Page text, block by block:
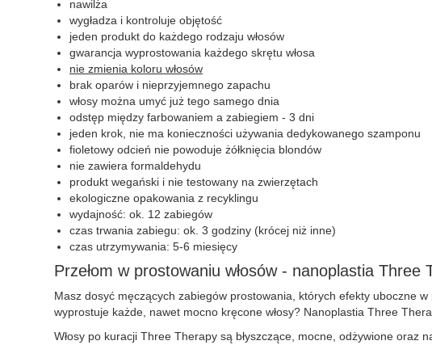
nawilża
wygładza i kontroluje objętość
jeden produkt do każdego rodzaju włosów
gwarancja wyprostowania każdego skrętu włosa
nie zmienia koloru włosów
brak oparów i nieprzyjemnego zapachu
włosy można umyć już tego samego dnia
odstęp między farbowaniem a zabiegiem - 3 dni
jeden krok, nie ma konieczności używania dedykowanego szamponu
fioletowy odcień nie powoduje żółknięcia blondów
nie zawiera formaldehydu
produkt wegański i nie testowany na zwierzętach
ekologiczne opakowania z recyklingu
wydajność: ok. 12 zabiegów
czas trwania zabiegu: ok. 3 godziny (krócej niż inne)
czas utrzymywania: 5-6 miesięcy
Przełom w prostowaniu włosów - nanoplastia Three
Masz dosyć męczących zabiegów prostowania, których efekty uboczne
wyprostuje każde, nawet mocno kręcone włosy? Nanoplastia Three
Włosy po kuracji Three Therapy są błyszczące, mocne, odżywione oraz